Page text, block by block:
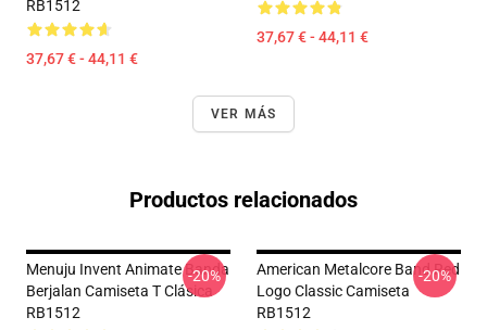
RB1512
37,67 € - 44,11 €
37,67 € - 44,11 €
VER MÁS
Productos relacionados
Menuju Invent Animate Banda
Berjalan Camiseta T Clásica
RB1512
-20%
American Metalcore Band Red
Logo Classic Camiseta
RB1512
-20%